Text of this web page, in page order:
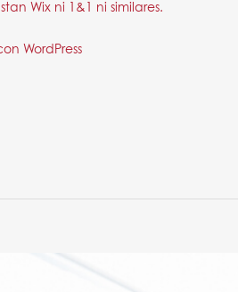
Wix ni 1&1 ni similares.
WordPress